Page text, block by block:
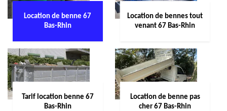
Location de benne 67
Bas-Rhin
Location de bennes tout
venant 67 Bas-Rhin
Tarif location benne 67
Bas-Rhin
Location de benne pas
cher 67 Bas-Rhin